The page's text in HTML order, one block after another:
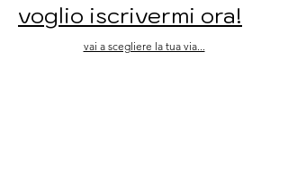
voglio iscrivermi ora!
vai a scegliere la tua via...